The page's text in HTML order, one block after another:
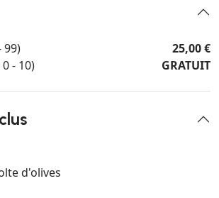
99)
25,00 €
- 10)
GRATUIT
d'olives